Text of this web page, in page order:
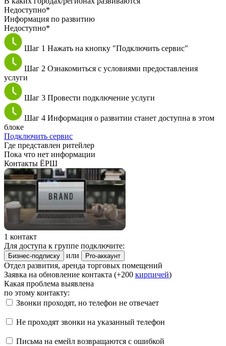
Недоступно*
Информация по развитию
Недоступно*
Шаг 1 Нажать на кнопку "Подключить сервис"
Шаг 2 Ознакомиться с условиями предоставления
услуги
Шаг 3 Провести подключение услуги
Шаг 4 Информация о развитии станет доступна в этом
блоке
Подключить сервис
Где представлен ритейлер
Пока что нет информации
Контакты ЁРШ
1 контакт
Для доступа к группе подключите:
Бизнес-подписку или Pro-аккаунт
Отдел развития, аренда торговых помещений
Заявка на обновление контакта (+200 кирпичей)
Какая проблема выявлена
по этому контакту:
Звонки проходят, но телефон не отвечает
Не проходят звонки на указанный телефон
Письма на емейл возвращаются с ошибкой